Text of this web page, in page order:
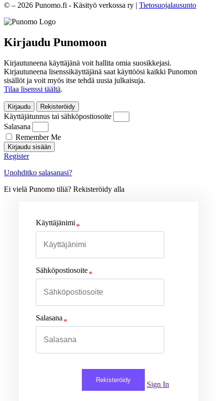
© – 2026 Punomo.fi - Käsityö verkossa ry | Tietosuojalausunto
Kirjaudu Punomoon
Kirjautuneena käyttäjänä voit hallita omia suosikkejasi.
Kirjautuneena lisenssikäyttäjänä saat käyttöösi kaikki Punomon
sisällöt ja voit myös itse tehdä uusia julkaisuja.
Tilaa lisenssi täältä.
Kirjaudu Rekisteröidy
Käyttäjätunnus tai sähköpostiosoite
Salasana
Remember Me
Kirjaudu sisään
Register
Unohditko salasanasi?
Ei vielä Punomo tiliä? Rekisteröidy alla
Käyttäjänimi
Sähköpostiosoite
Salasana
Rekisteröidy
Sign In